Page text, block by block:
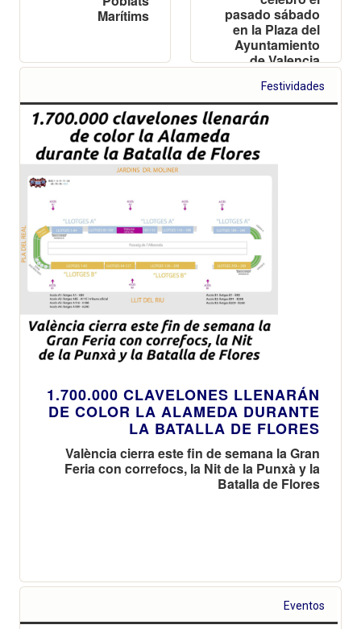
Marítims
pasado sábado
en la Plaza del
Ayuntamiento
de Valencia
Festividades
1.700.000 CLAVELONES LLENARÁN
DE COLOR LA ALAMEDA DURANTE
LA BATALLA DE FLORES
València cierra este fin de semana la Gran
Feria con correfocs, la Nit de la Punxà y la
Batalla de Flores
Eventos